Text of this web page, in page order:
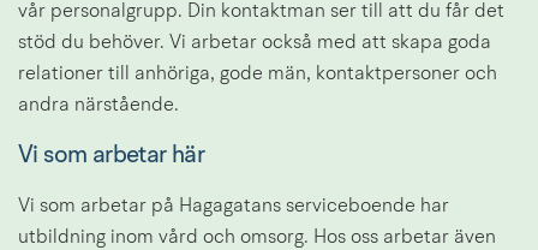
vår personalgrupp. Din kontaktman ser till att du får det
stöd du behöver. Vi arbetar också med att skapa goda
relationer till anhöriga, gode män, kontaktpersoner och
andra närstående.
Vi som arbetar här
Vi som arbetar på Hagagatans serviceboende har
utbildning inom vård och omsorg. Hos oss arbetar även